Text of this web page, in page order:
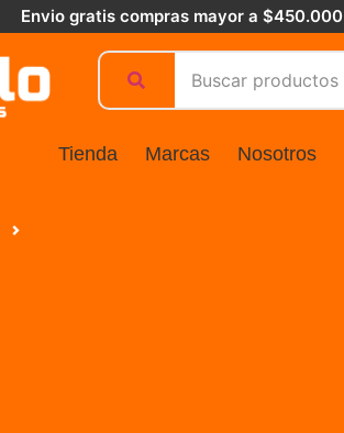
Envio gratis compras mayor a $450.000
Tienda Marcas Nosotros